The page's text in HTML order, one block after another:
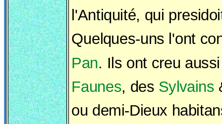
l'Antiquité, qui
Quelques-uns l'ont
Pan. Ils ont creu
Faunes, des Sylvains
ou demi-Dieux